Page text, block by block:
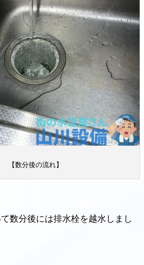
【数分後の流れ】
数分後には排水栓を越水しまし